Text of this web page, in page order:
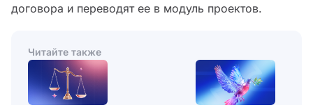
договора и переводят ее в модуль проектов.
Читайте также